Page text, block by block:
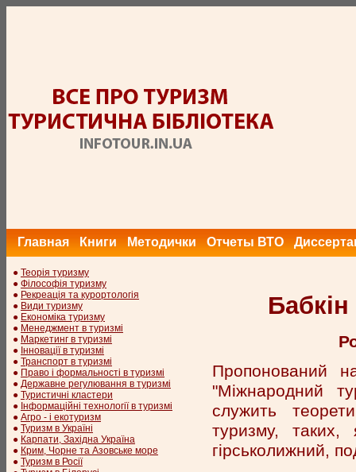
Главная Книги Методички Отчеты ВТО
● Теорія туризму
● Філософія туризму
● Рекреація та курортологія
● Види туризму
● Економіка туризму
● Менеджмент в туризмі
● Маркетинг в туризмі
● Інновації в туризмі
● Транспорт в туризмі
● Право і формальності в туризмі
● Державне регулювання в туризмі
● Туристичні кластери
● Інформаційні технології в туризмі
● Агро - і екотуризм
● Туризм в Україні
● Карпати, Західна Україна
● Крим, Чорне та Азовське море
● Туризм в Росії
Пропонований
"Міжнародний
служить
туризму, таких,
гірськолижний,